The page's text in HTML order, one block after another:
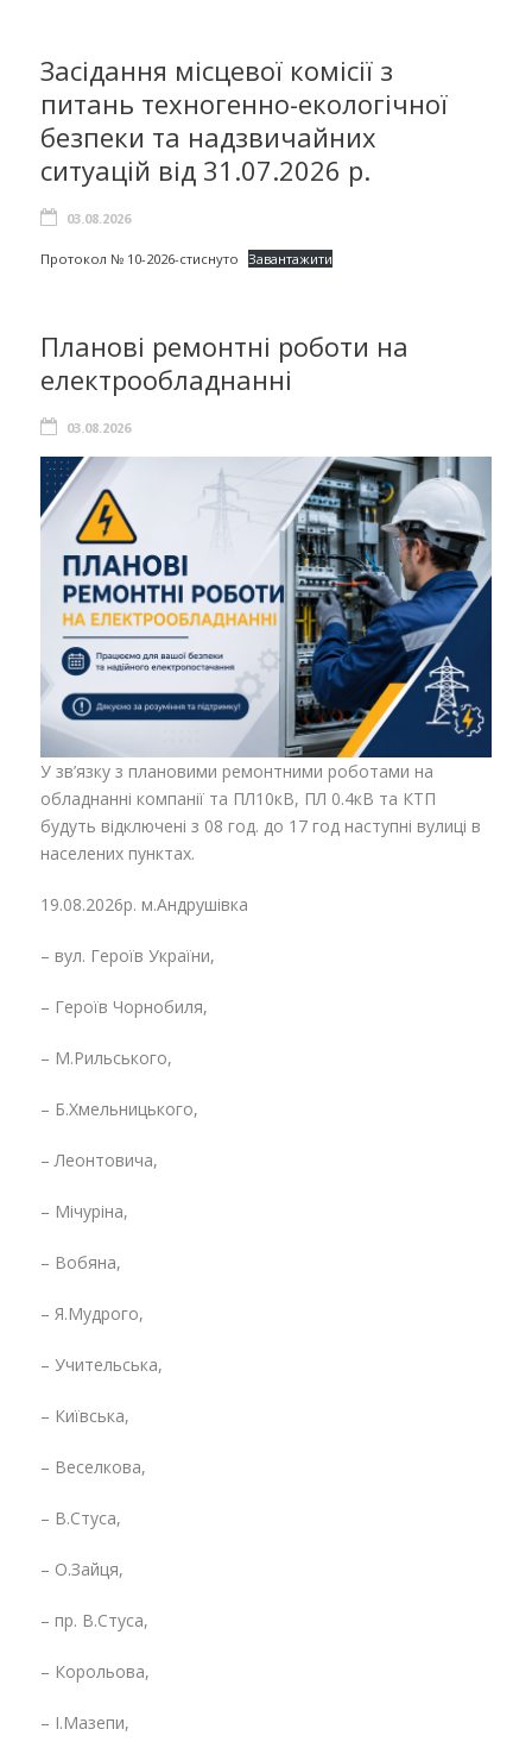
Засідання місцевої комісії з
питань техногенно-екологічної
безпеки та надзвичайних
ситуацій від 31.07.2026 р.
03.08.2026
Протокол № 10-2026-стиснуто Завантажити
Планові ремонтні роботи на
електрообладнанні
03.08.2026
У зв’язку з плановими ремонтними роботами на
обладнанні компанії та ПЛ10кВ, ПЛ 0.4кВ та КТП
будуть відключені з 08 год. до 17 год наступні вулиці в
населених пунктах.
19.08.2026р. м.Андрушівка
– вул. Героїв України,
– Героїв Чорнобиля,
– М.Рильського,
– Б.Хмельницького,
– Леонтовича,
– Мічуріна,
– Вобяна,
– Я.Мудрого,
– Учительська,
– Київська,
– Веселкова,
– В.Стуса,
– О.Зайця,
– пр. В.Стуса,
– Корольова,
– І.Мазепи,